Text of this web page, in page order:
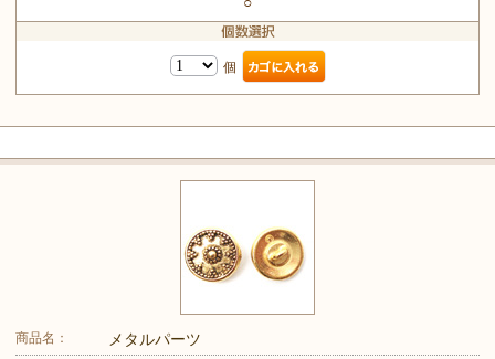
個
商品名： メタルパーツ